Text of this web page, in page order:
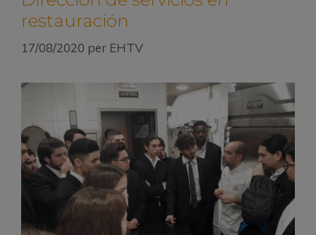
restauración
17/08/2020 per EHTV